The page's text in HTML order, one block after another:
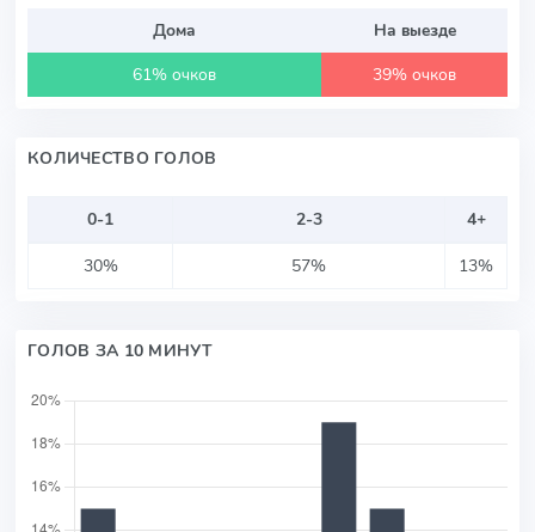
Дома
На выезде
61% очков
39% очков
КОЛИЧЕСТВО ГОЛОВ
0-1 2-3
4+
30%
57% 13%
ГОЛОВ ЗА 10 МИНУТ